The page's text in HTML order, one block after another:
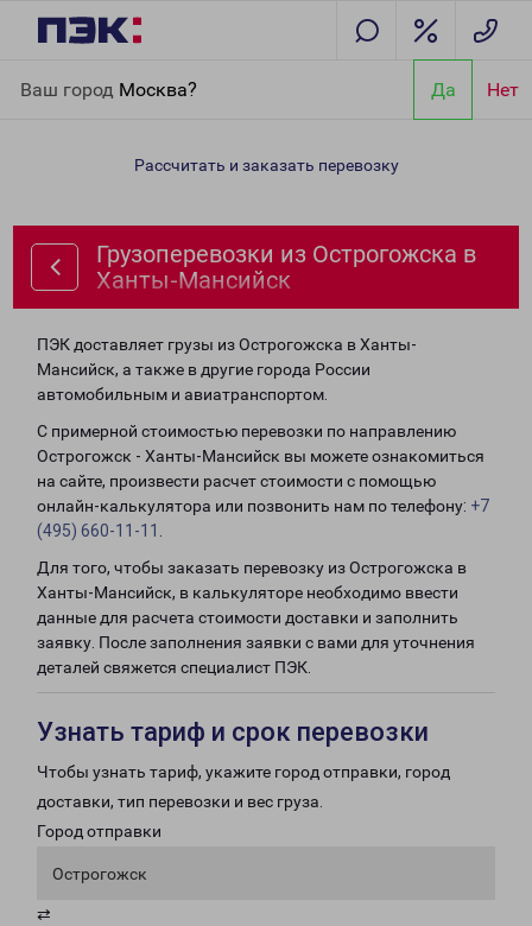
Ваш город Москва? Да Нет
Ханты-Мансийск
Рассчитать и заказать перевозку
Грузоперевозки из Острогожска в
Ханты-Мансийск
ПЭК доставляет грузы из Острогожска в Ханты-
Мансийск, а также в другие города России
автомобильным и авиатранспортом.
С примерной стоимостью перевозки по направлению
Острогожск - Ханты-Мансийск вы можете ознакомиться
на сайте, произвести расчет стоимости с помощью
онлайн-калькулятора или позвонить нам по телефону: +7
(495) 660-11-11
Для того, чтобы заказать перевозку из Острогожска в
Ханты-Мансийск, в калькуляторе необходимо ввести
данные для расчета стоимости доставки и заполнить
заявку. После заполнения заявки с вами для уточнения
деталей свяжется специалист ПЭК.
Узнать тариф и срок перевозки
Чтобы узнать тариф, укажите город отправки, город
доставки, тип перевозки и вес груза.
Город отправки
Острогожск
⇄